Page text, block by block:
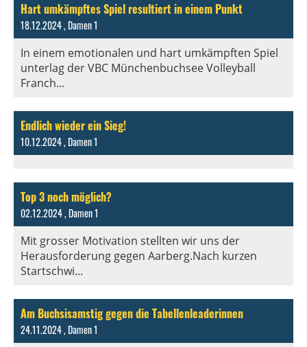
Hart umkämpftes Spiel resultiert in einem Punkt
18.12.2024, Damen 1
In einem emotionalen und hart umkämpften Spiel
unterlag der VBC Münchenbuchsee Volleyball
Franch...
Endlich wieder ein Sieg!
10.12.2024, Damen 1
Top 3 noch möglich?
02.12.2024, Damen 1
Mit grosser Motivation stellten wir uns der
Herausforderung gegen Aarberg.Nach kurzen
Startschwi...
Am Buchsisamstig gegen die Tabellenleaderinnen
24.11.2024, Damen 1